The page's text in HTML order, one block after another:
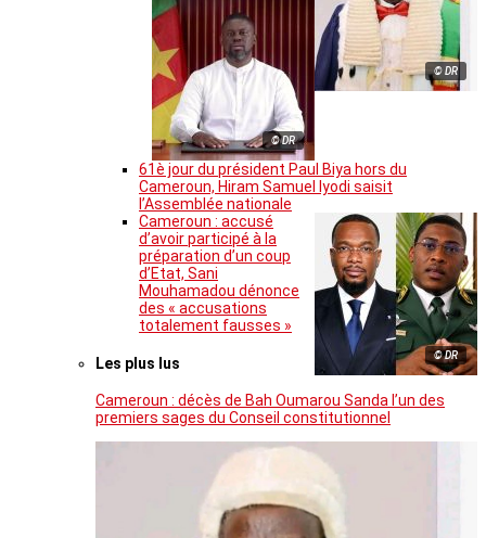
© DR
© DR
61è jour du président Paul Biya hors du
Cameroun, Hiram Samuel Iyodi saisit
l’Assemblée nationale
© DR
Cameroun : accusé
d’avoir participé à la
préparation d’un coup
d’Etat, Sani
Mouhamadou dénonce
des « accusations
totalement fausses »
Les plus lus
Cameroun : décès de Bah Oumarou Sanda l’un des
premiers sages du Conseil constitutionnel